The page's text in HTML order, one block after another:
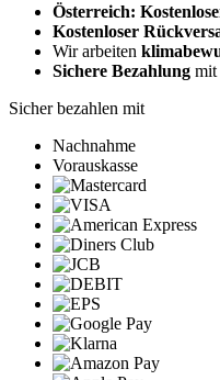
Österreich:
Kostenloser
Wir arbeiten
Sichere Bezahlung mit
Sicher bezahlen mit
Nachnahme
Vorauskasse